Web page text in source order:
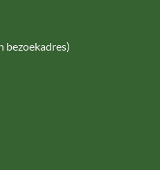
bezoekadres)